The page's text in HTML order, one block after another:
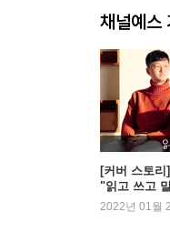
제3장
비도덕적
1 ‘잇따라
8 살·략·간
15 격렬함
제4장
사라진 “왜
채널예스
[커버 스토
"읽고 쓰고
2022년 01월